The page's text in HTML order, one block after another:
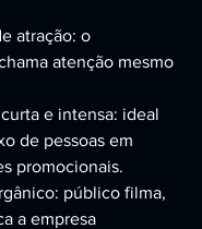
atração: o
atenção mesmo
e intensa: ideal
de pessoas em
promocionais.
público filma,
a empresa